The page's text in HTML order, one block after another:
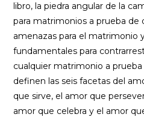
libro, la piedra angular de la
para matrimonios a prueba de
amenazas para el matrimonio
fundamentales para
cualquier matrimonio a
definen las seis facetas del
que sirve, el amor que
amor que celebra y el amor